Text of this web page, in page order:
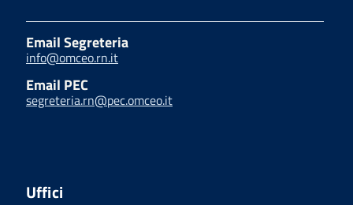
Email Segreteria
info@omceo.rn.it
Email PEC
segreteria.rn@pec.omceo.it
Uffici